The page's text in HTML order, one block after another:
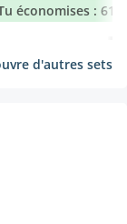
économises :
d'autres sets